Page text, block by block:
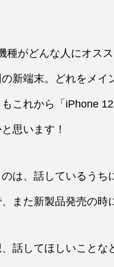
種がどんな人にオス
新端末。どれをメ
これから「iPhone
思います！
は、話しているう
また新製品発売の時
話してほしいことな